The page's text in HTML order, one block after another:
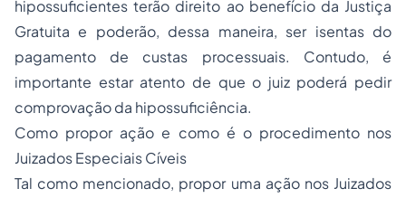
hipossuficientes terão direito ao benefício da Justiça
Gratuita e poderão, dessa maneira, ser isentas do
pagamento de custas processuais. Contudo, é
importante estar atento de que o juiz poderá pedir
comprovação da hipossuficiência.
Como propor ação e como é o procedimento nos
Juizados Especiais Cíveis
Tal como mencionado, propor uma ação nos Juizados